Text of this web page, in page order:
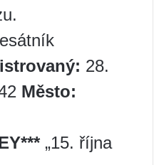
28.
Město:
„15. října